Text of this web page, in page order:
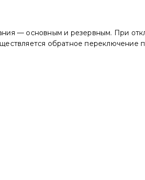
— основным и резервным. При
обратное переключение